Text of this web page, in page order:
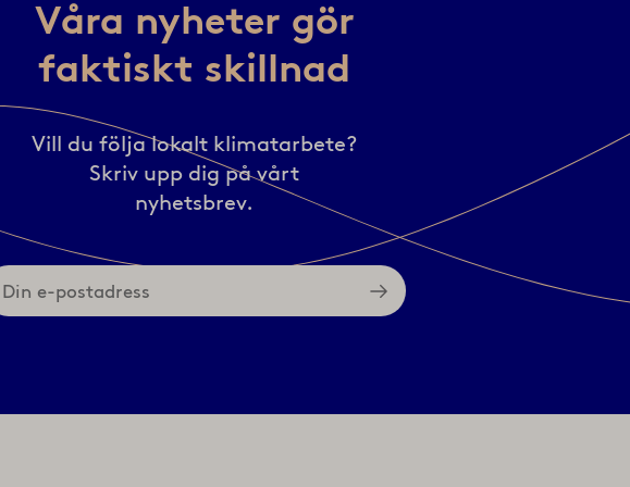
Våra nyheter gör
faktiskt skillnad
Vill du följa lokalt klimatarbete?
Skriv upp dig på vårt
nyhetsbrev.